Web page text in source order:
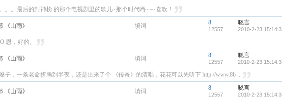
。。最后的封神榜 的那个电视剧里的歌儿~那个时代哟~~~喜欢！
《山雨》 填词 8
12557
晓言
2010-2-23
恩，好的。
《山雨》 填词 8
12557
晓言
2010-2-23
子，一条老命折腾到半夜，还是出来了个 《传奇》的清唱，花花可以先听下 http://www.8b ...
《山雨》 填词 8
12557
晓言
2010-2-23